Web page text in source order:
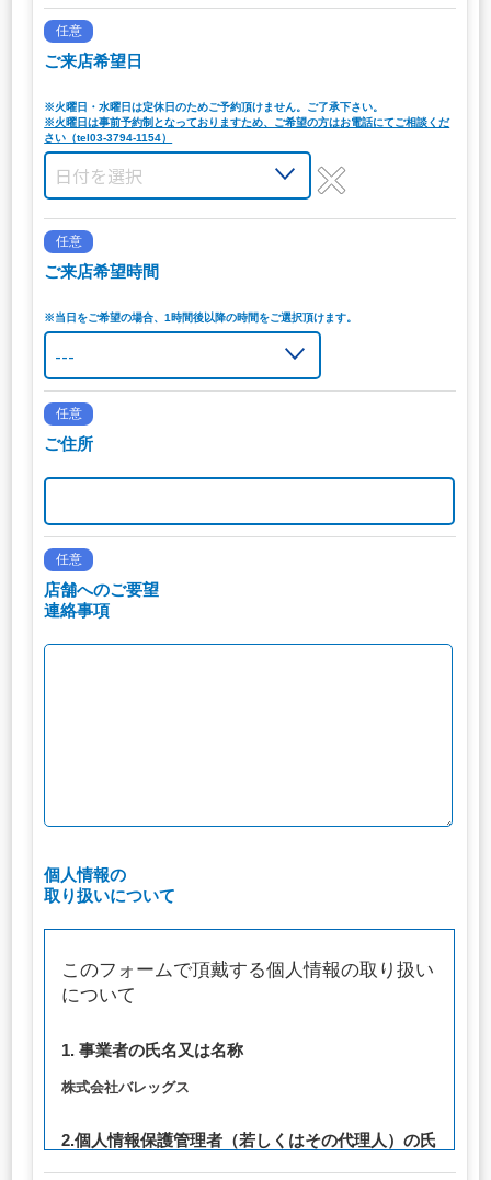
任意
ご来店希望日
※火曜日・水曜日は定休日のためご予約頂けません。ご了承下さい。
※火曜日は事前予約制となっておりますため、ご希望の方はお電話にてご相談くだ
さい（tel03-3794-1154）
任意
ご来店希望時間
※当日をご希望の場合、1時間後以降の時間をご選択頂けます。
任意
ご住所
任意
店舗へのご要望
連絡事項
個人情報の
取り扱いについて
このフォームで頂戴する個人情報の取り扱い
について
1. 事業者の氏名又は名称
株式会社バレッグス
2.個人情報保護管理者（若しくはその代理人）の氏